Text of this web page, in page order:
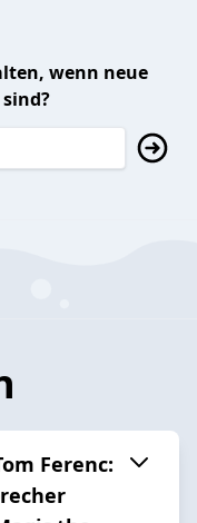
wenn neue
Ferenc: